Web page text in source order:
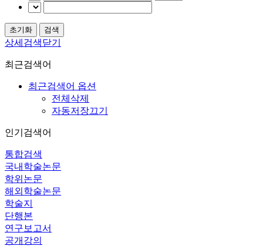
상세검색닫기
최근검색어
최근검색어 옵션
전체삭제
자동저장끄기
인기검색어
통합검색
국내학술논문
학위논문
해외학술논문
학술지
단행본
연구보고서
공개강의